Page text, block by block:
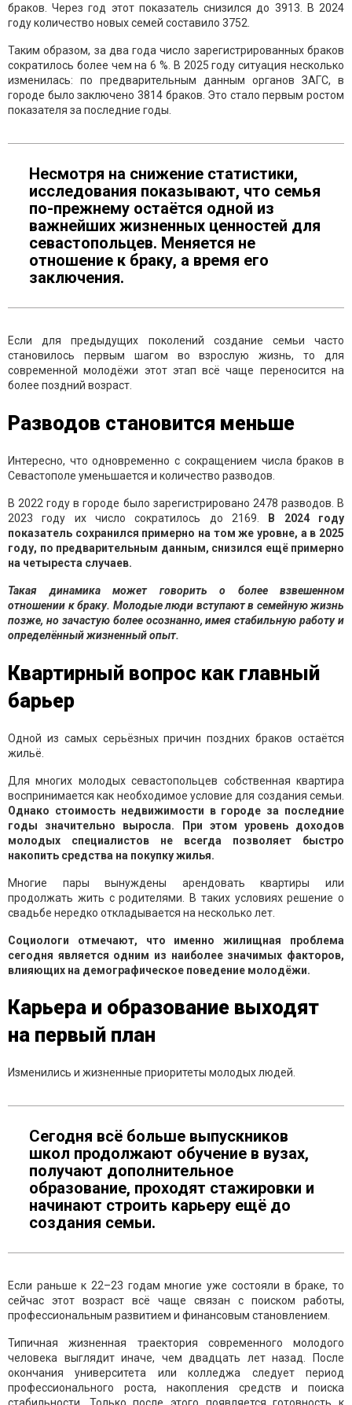
браков. Через год этот показатель снизился до 3913. В 2024
году количество новых семей составило 3752.
Таким образом, за два года число зарегистрированных браков
сократилось более чем на 6 %. В 2025 году ситуация несколько
изменилась: по предварительным данным органов ЗАГС, в
городе было заключено 3814 браков. Это стало первым ростом
показателя за последние годы.
Несмотря на снижение статистики,
исследования показывают, что семья
по-прежнему остаётся одной из
важнейших жизненных ценностей для
севастопольцев. Меняется не
отношение к браку, а время его
заключения.
Если для предыдущих поколений создание семьи часто
становилось первым шагом во взрослую жизнь, то для
современной молодёжи этот этап всё чаще переносится на
более поздний возраст.
Разводов становится меньше
Интересно, что одновременно с сокращением числа браков в
Севастополе уменьшается и количество разводов.
В 2022 году в городе было зарегистрировано 2478 разводов. В
2023 году их число сократилось до 2169.
В 2024 году
показатель сохранился примерно на том же уровне, а в 2025
году, по предварительным данным, снизился ещё примерно
на четыреста случаев.
Такая динамика может говорить о более взвешенном
отношении к браку. Молодые люди вступают в семейную жизнь
позже, но зачастую более осознанно, имея стабильную работу и
определённый жизненный опыт.
Квартирный вопрос как главный
барьер
Одной из самых серьёзных причин поздних браков остаётся
жильё.
Для многих молодых севастопольцев собственная квартира
воспринимается как необходимое условие для создания семьи.
Однако стоимость недвижимости в городе за последние
годы значительно выросла. При этом уровень доходов
молодых специалистов не всегда позволяет быстро
накопить средства на покупку жилья.
Многие пары вынуждены арендовать квартиры или
продолжать жить с родителями. В таких условиях решение о
свадьбе нередко откладывается на несколько лет.
Социологи отмечают, что именно жилищная проблема
сегодня является одним из наиболее значимых факторов,
влияющих на демографическое поведение молодёжи.
Карьера и образование выходят
на первый план
Изменились и жизненные приоритеты молодых людей.
Сегодня всё больше выпускников
школ продолжают обучение в вузах,
получают дополнительное
образование, проходят стажировки и
начинают строить карьеру ещё до
создания семьи.
Если раньше к 22–23 годам многие уже состояли в браке, то
сейчас этот возраст всё чаще связан с поиском работы,
профессиональным развитием и финансовым становлением.
Типичная жизненная траектория современного молодого
человека выглядит иначе, чем двадцать лет назад. После
окончания университета или колледжа следует период
профессионального роста, накопления средств и поиска